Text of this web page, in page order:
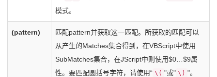
模式。
(pattern)
匹配pattern并获取这一匹配。所获取的匹配可以
从产生的Matches集合得到，在VBScript中使用
SubMatches集合，在JScript中则使用$0…$9属
性。要匹配圆括号字符，请使用“ \( "或" \) "。